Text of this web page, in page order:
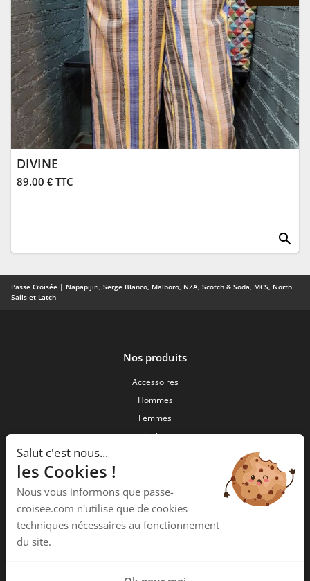
DIVINE
89.00 € TTC
search
Passe Croisée | Napapijiri, Serge Blanco, Malboro, NZA, Scotch & Soda, MCS, North
Sails et Latch
Nos produits
Accessoires
Hommes
Femmes
Junior
34 ,Rue des forgerons
15000 Aurillac
Salut c'est nous...
les Cookies !
Nous vous informons que passe-
croisee.com n'utilise que de cookies
techniques nécessaires au fonctionnement
du site.